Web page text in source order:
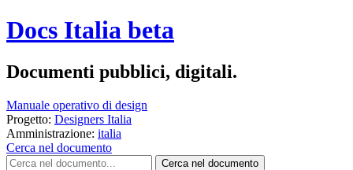
Docs Italia beta
Documenti pubblici, digitali.
Manuale operativo di design
Progetto: Designers Italia
Amministrazione: italia
Cerca nel documento
Cerca nel documento